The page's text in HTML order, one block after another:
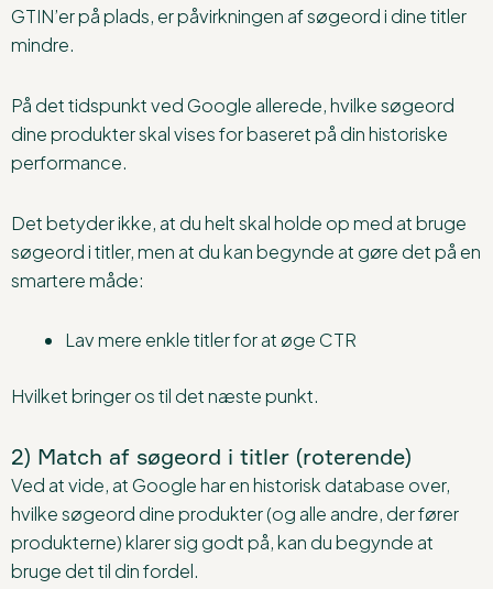
GTIN’er på plads, er påvirkningen af søgeord i dine titler
mindre.
På det tidspunkt ved Google allerede, hvilke søgeord
dine produkter skal vises for baseret på din historiske
performance.
Det betyder ikke, at du helt skal holde op med at bruge
søgeord i titler, men at du kan begynde at gøre det på en
smartere måde:
Lav mere enkle titler for at øge CTR
Hvilket bringer os til det næste punkt.
2) Match af søgeord i titler (roterende)
Ved at vide, at Google har en historisk database over,
hvilke søgeord dine produkter (og alle andre, der fører
produkterne) klarer sig godt på, kan du begynde at
bruge det til din fordel.